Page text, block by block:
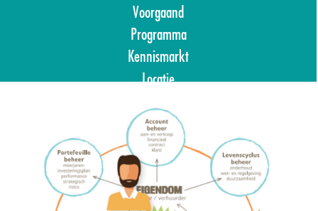
Voorgaand
Programma
Kennismarkt
Locatie